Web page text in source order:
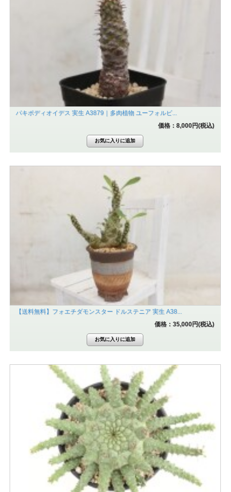
パキポディオイデス 実生 A3879｜多肉植物 ユーフォルビ...
価格：8,000円(税込)
【送料無料】フォエチダモンスター ドルステニア 実生 A38...
価格：35,000円(税込)